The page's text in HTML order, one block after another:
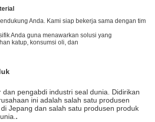
Anda. Kami siap bekerja sama dengan tim
Anda guna menawarkan solusi yang
katup, konsumsi oli, dan
pengabdi industri seal dunia. Didirikan
ini adalah salah satu produsen
Jepang dan salah satu produsen produk
.